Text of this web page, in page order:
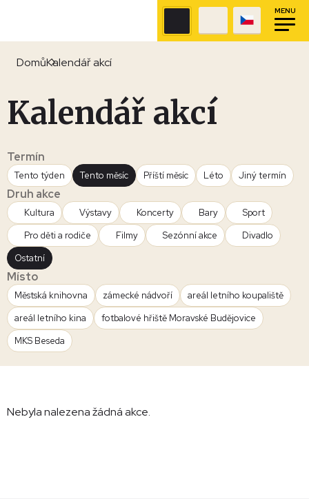
MENU
DomůKalendář akcí
Kalendář akcí
Termín
Tento týden Tento měsíc Příští měsíc Léto Jiný termín
Druh akce
Kultura Výstavy Koncerty Bary
Sport
Pro děti a rodiče
Filmy Sezónní akce
Divadlo
Ostatní
Místo
Městská knihovna zámecké nádvoří
areál letního koupaliště
areál letního kina
fotbalové hřiště Moravské Budějovice
MKS Beseda
Nebyla nalezena žádná akce.